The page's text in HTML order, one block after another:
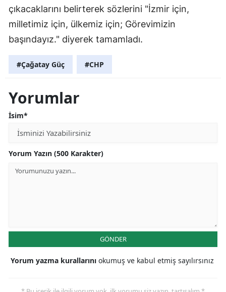
çıkacaklarını belirterek sözlerini "İzmir için,
milletimiz için, ülkemiz için; Görevimizin
başındayız." diyerek tamamladı.
#Çağatay Güç #CHP
Yorumlar
İsim*
Yorum Yazın (500 Karakter)
GÖNDER
Yorum yazma kurallarını okumuş ve kabul etmiş sayılırsınız